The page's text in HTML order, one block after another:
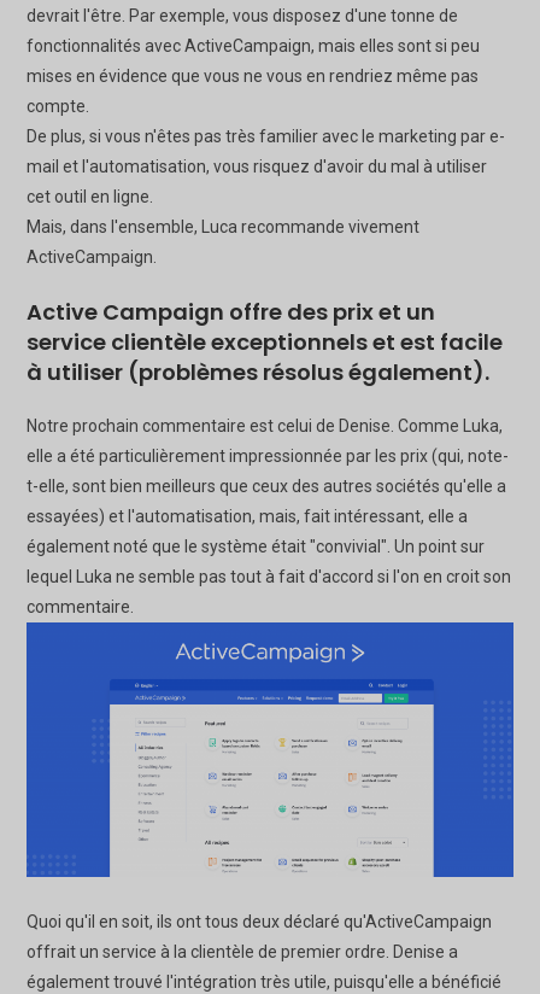
devrait l'être. Par exemple, vous disposez d'une tonne de
fonctionnalités avec ActiveCampaign, mais elles sont si peu
mises en évidence que vous ne vous en rendriez même pas
compte.
De plus, si vous n'êtes pas très familier avec le marketing par e-
mail et l'automatisation, vous risquez d'avoir du mal à utiliser
cet outil en ligne.
Mais, dans l'ensemble, Luca recommande vivement
ActiveCampaign.
Active Campaign offre des prix et un
service clientèle exceptionnels et est facile
à utiliser (problèmes résolus également).
Notre prochain commentaire est celui de Denise. Comme Luka,
elle a été particulièrement impressionnée par les prix (qui, note-
t-elle, sont bien meilleurs que ceux des autres sociétés qu'elle a
essayées) et l'automatisation, mais, fait intéressant, elle a
également noté que le système était "convivial". Un point sur
lequel Luka ne semble pas tout à fait d'accord si l'on en croit son
commentaire.
Quoi qu'il en soit, ils ont tous deux déclaré qu'ActiveCampaign
offrait un service à la clientèle de premier ordre. Denise a
également trouvé l'intégration très utile, puisqu'elle a bénéficié